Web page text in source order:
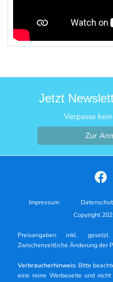
Jetzt
Verpasse
Zur
Impressum
Copyright
Preisangaben inkl.
Zwischenzeitliche Änderung der
Verbraucherhinweis: Bitte
eine reine Werbeseite und